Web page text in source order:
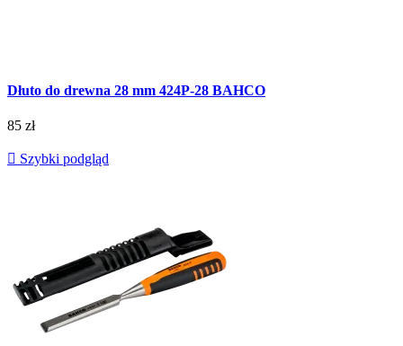
Dłuto do drewna 28 mm 424P-28 BAHCO
85 zł
 Szybki podgląd